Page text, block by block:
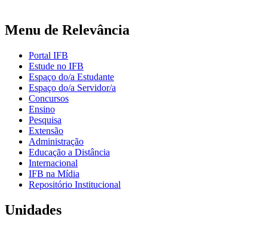
Menu de Relevância
Portal IFB
Estude no IFB
Espaço do/a Estudante
Espaço do/a Servidor/a
Concursos
Ensino
Pesquisa
Extensão
Administração
Educação a Distância
Internacional
IFB na Mídia
Repositório Institucional
Unidades